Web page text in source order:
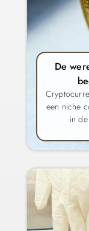
De
een niche
in